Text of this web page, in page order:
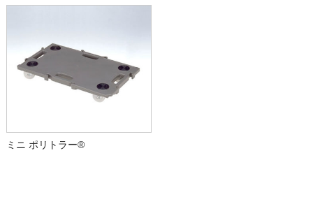
ミニ ポリトラー®